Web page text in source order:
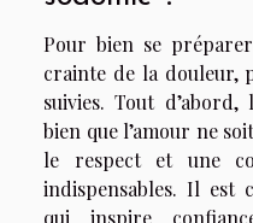
Pour bien se
crainte de la douleur,
suivies. Tout
bien que l’amour ne
le respect et une
indispensables. Il est